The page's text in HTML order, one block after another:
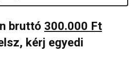
bruttó 300.000 Ft
kérj egyedi